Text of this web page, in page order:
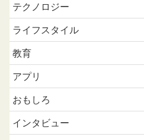
テクノロジー
ライフスタイル
教育
アプリ
おもしろ
インタビュー